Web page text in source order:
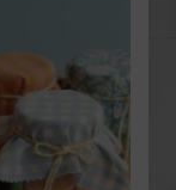
hasta
108,00€